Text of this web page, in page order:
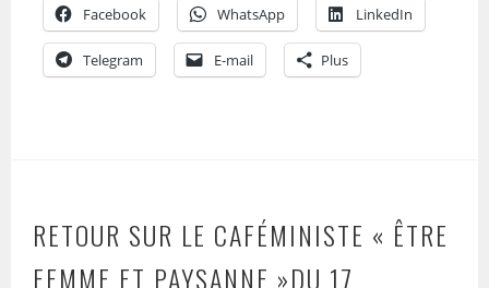
Facebook WhatsApp LinkedIn
Telegram E-mail Plus
RETOUR SUR LE CAFÉMINISTE « ÊTRE
FEMME ET PAYSANNE »DU 17